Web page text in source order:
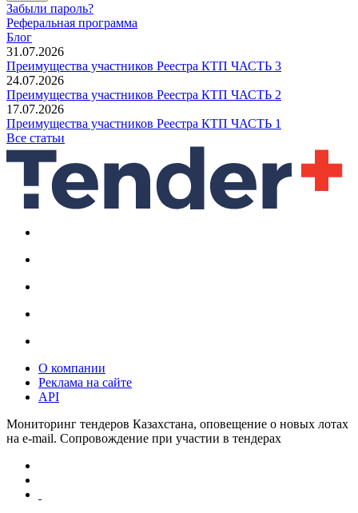
Забыли пароль?
Реферальная программа
Блог
31.07.2026
Преимущества участников Реестра КТП ЧАСТЬ 3
24.07.2026
Преимущества участников Реестра КТП ЧАСТЬ 2
17.07.2026
Преимущества участников Реестра КТП ЧАСТЬ 1
Все статьи
О компании
Реклама на сайте
API
Мониторинг тендеров Казахстана, оповещение о новых лотах
на e-mail. Сопровождение при участии в тендерах